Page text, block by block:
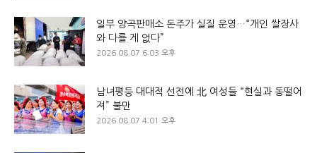
일부 양곡판매소 돈주가 실질 운영…“개인 쌀장사
와 다를 게 없다”
2026.08.07 6:03 오후
남녀평등 대대적 선전에 北 여성들 “현실과 동떨어
져” 불만
2026.08.07 4:01 오후